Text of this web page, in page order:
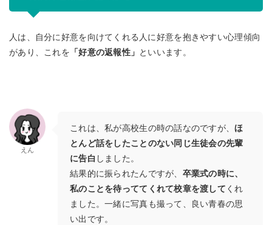
人は、自分に好意を向けてくれる人に好意を抱きやすい心理傾向
があり、これを 「好意の返報性」 といいます。
えん
これは、私が高校生の時の話なのですが、ほ
とんど話をしたことのない同じ生徒会の先輩
に告白 しました。
結果的に振られたんですが、 卒業式の時に、
私のことを待っててくれて校章を渡して くれ
ました。一緒に写真も撮って、良い青春の思
い出です。